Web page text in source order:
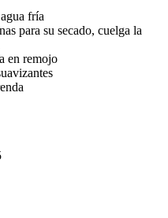
fría
para su secado, cuelga la
en remojo